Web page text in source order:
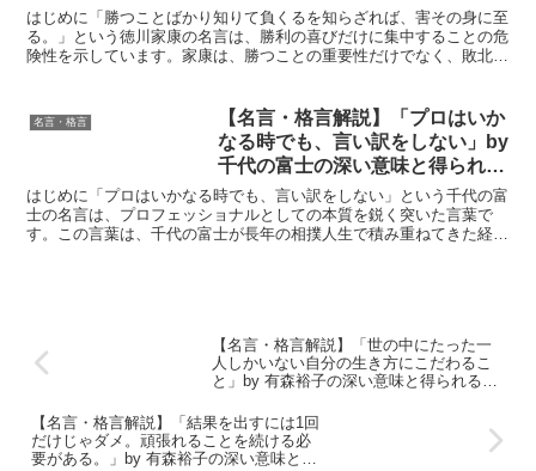
の深い意味と得られる教訓
はじめに「勝つことばかり知りて負くるを知らざれば、害その身に至
る。」という徳川家康の名言は、勝利の喜びだけに集中することの危
険性を示しています。家康は、勝つことの重要性だけでなく、敗北を
名言・格言
【名言・格言解説】「プロはいか
なる時でも、言い訳をしない」by
千代の富士の深い意味と得られる
教訓
はじめに「プロはいかなる時でも、言い訳をしない」という千代の富
士の名言は、プロフェッショナルとしての本質を鋭く突いた言葉で
す。この言葉は、千代の富士が長年の相撲人生で積み重ねてきた経験
【名言・格言解説】「世の中にたった一
人しかいない自分の生き方にこだわるこ
と」by 有森裕子の深い意味と得られる教
【名言・格言解説】「結果を出すには1回
だけじゃダメ。頑張れることを続ける必
要がある。」by 有森裕子の深い意味と得